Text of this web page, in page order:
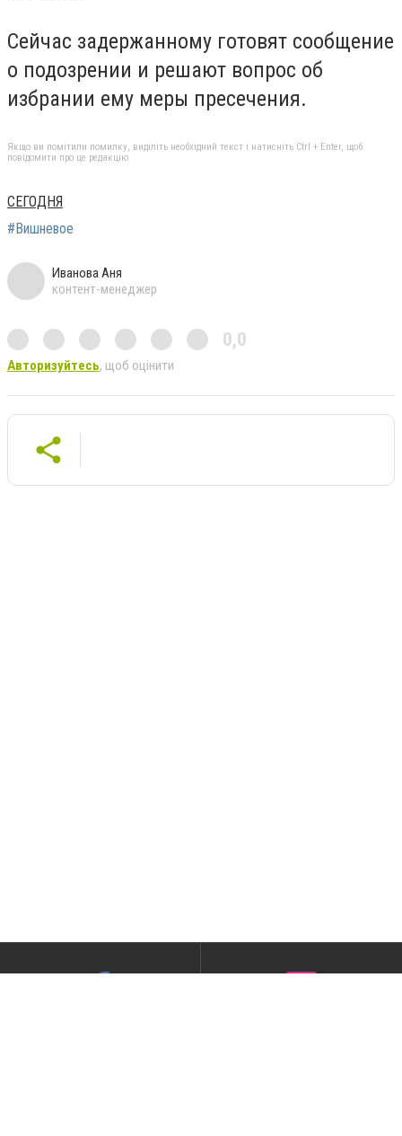
Сейчас задержанному готовят сообщение
о подозрении и решают вопрос об
избрании ему меры пресечения.
Якщо ви помітили помилку, виділіть необхідний текст і натисніть Ctrl + Enter, щоб
повідомити про це редакцію
СЕГОДНЯ
#Вишневое
Иванова Аня
контент-менеджер
0,0
Авторизуйтесь, щоб оцінити